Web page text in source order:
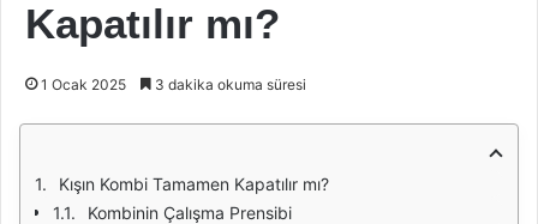
Kapatılır mı?
1 Ocak 2025 3 dakika okuma süresi
Kışın Kombi Tamamen Kapatılır mı?
Kombinin Çalışma Prensibi